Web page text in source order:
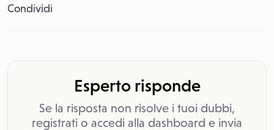
Condividi
Esperto risponde
Se la risposta non risolve i tuoi dubbi,
registrati o accedi alla dashboard e invia